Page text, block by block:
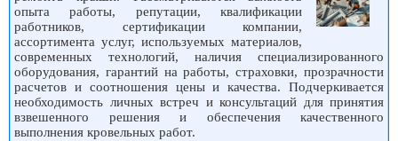
опыта работы, репутации, квалификации
работников, сертификации компании,
ассортимента услуг, используемых материалов,
современных технологий, наличия специализированного
оборудования, гарантий на работы, страховки, прозрачности
расчетов и соотношения цены и качества. Подчеркивается
необходимость личных встреч и консультаций для принятия
взвешенного решения и обеспечения качественного
выполнения кровельных работ.